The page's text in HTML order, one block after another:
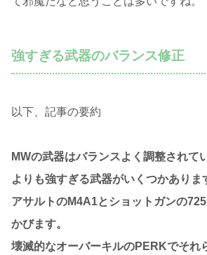
強すぎる武器のバランス修正
以下、記事の要約
MWの武器はバランスよく調整されて
よりも強すぎる武器がいくつかありま
アサルトのM4A1とショットガンの
かびます。
壊滅的なオーバーキルのPERKでそれ